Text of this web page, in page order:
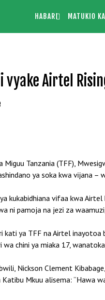
HABARI MATUKIO
vyake Airtel
Miguu Tanzania (TFF),
ya soka kwa vijana –
kukabidhiana vifaa kwa
ni pamoja na jezi za
kati ya TFF na Airtel
chini ya miaka 17,
Nickson Clement
Mkuu alisema: “Hawa